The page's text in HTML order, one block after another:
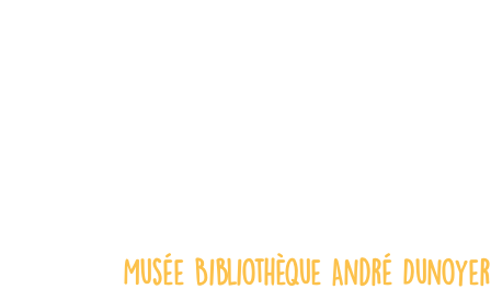
Musée Bibliothèque André